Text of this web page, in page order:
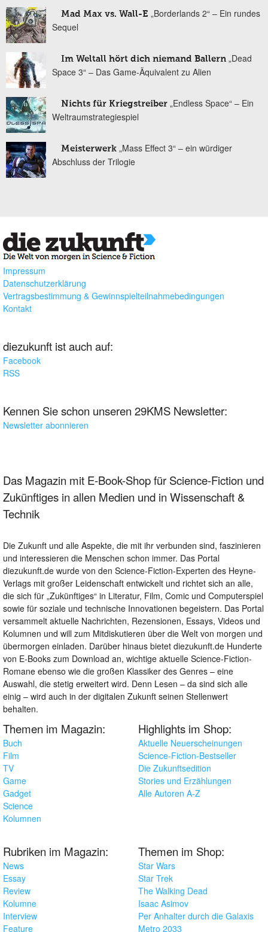
Mad Max vs. Wall-E „Borderlands 2“ – Ein rundes
Sequel
Im Weltall hört dich niemand Ballern „Dead
Space 3“ – Das Game-Äquivalent zu Alien
Nichts für Kriegstreiber „Endless Space“ – Ein
Weltraumstrategiespiel
Meisterwerk „Mass Effect 3“ – ein würdiger
Abschluss der Trilogie
Impressum
Datenschutzerklärung
Vertragsbestimmung & Gewinnspielteilnahmebedingungen
Kontakt
diezukunft ist auch auf:
Facebook
RSS
Kennen Sie schon unseren 29KMS Newsletter:
Newsletter abonnieren
Das Magazin mit E-Book-Shop für Science-Fiction und
Zukünftiges in allen Medien und in Wissenschaft &
Technik
Die Zukunft und alle Aspekte, die mit ihr verbunden sind, faszinieren
und interessieren die Menschen schon immer. Das Portal
diezukunft.de wurde von den Science-Fiction-Experten des Heyne-
Verlags mit großer Leidenschaft entwickelt und richtet sich an alle,
die sich für „Zukünftiges“ in Literatur, Film, Comic und Computerspiel
sowie für soziale und technische Innovationen begeistern. Das Portal
versammelt aktuelle Nachrichten, Rezensionen, Essays, Videos und
Kolumnen und will zum Mitdiskutieren über die Welt von morgen und
übermorgen einladen. Darüber hinaus bietet diezukunft.de Hunderte
von E-Books zum Download an, wichtige aktuelle Science-Fiction-
Romane ebenso wie die großen Klassiker des Genres – eine
Auswahl, die stetig erweitert wird. Denn Lesen – da sind sich alle
einig – wird auch in der digitalen Zukunft seinen Stellenwert
behalten.
Themen im Magazin:
Buch
Film
TV
Game
Gadget
Science
Kolumnen
Highlights im Shop:
Aktuelle Neuerscheinungen
Science-Fiction-Bestseller
Die Zukunftsedition
Stories und Erzählungen
Alle Autoren A-Z
Rubriken im Magazin:
News
Essay
Review
Kolumne
Interview
Feature
Themen im Shop:
Star Wars
Star Trek
The Walking Dead
Isaac Asimov
Per Anhalter durch die Galaxis
Metro 2033